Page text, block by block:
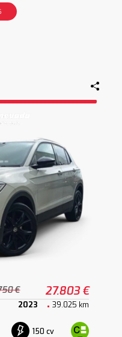
€ 27.803 €
2023 39.025 km
150 cv